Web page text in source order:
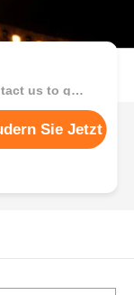
Preis：Contact us to get best price
Sie Jetzt